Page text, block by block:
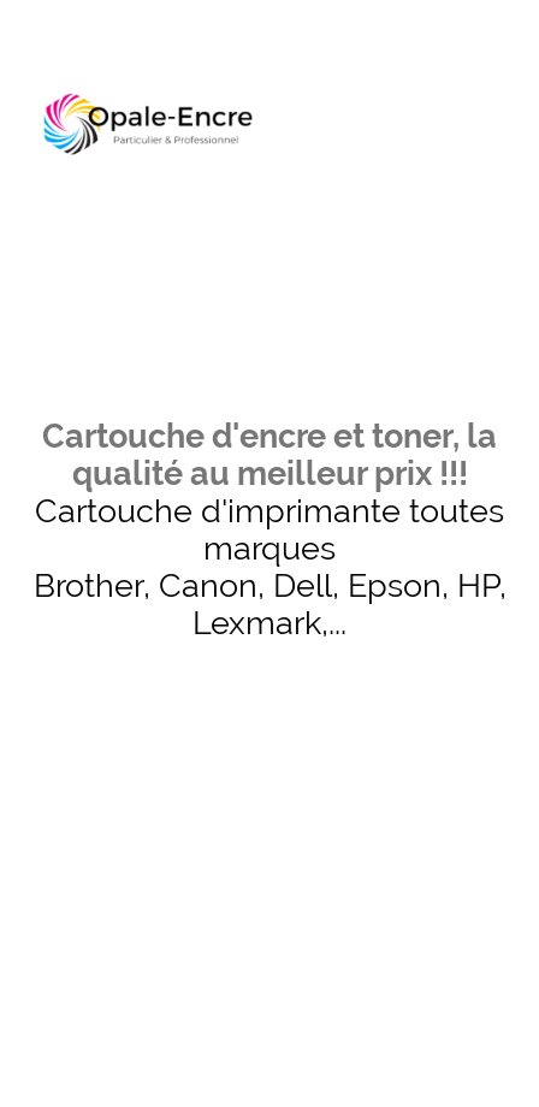
Cartouche d'encre et toner, la
qualité au meilleur prix !!!
Cartouche d'imprimante toutes
marques
Brother, Canon, Dell, Epson, HP,
Lexmark,...